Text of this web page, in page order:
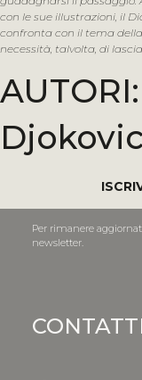
con le sue illustrazioni, il
confronta con il tema
necessità, talvolta, di
AUTORI:
Per rimanere
newsletter.